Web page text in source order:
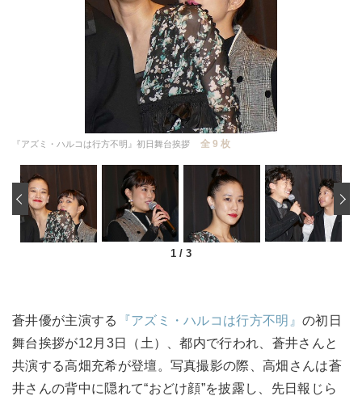
『アズミ・ハルコは行方不明』初日舞台挨拶 全 9 枚
1 / 3
‹
蒼井優が主演する 『アズミ・ハルコは行方不明』の初日
舞台挨拶が12月3日（土）、都内で行われ、蒼井さんと
共演する高畑充希が登壇。写真撮影の際、高畑さんは蒼
井さんの背中に隠れて“おどけ顔”を披露し、先日報じら